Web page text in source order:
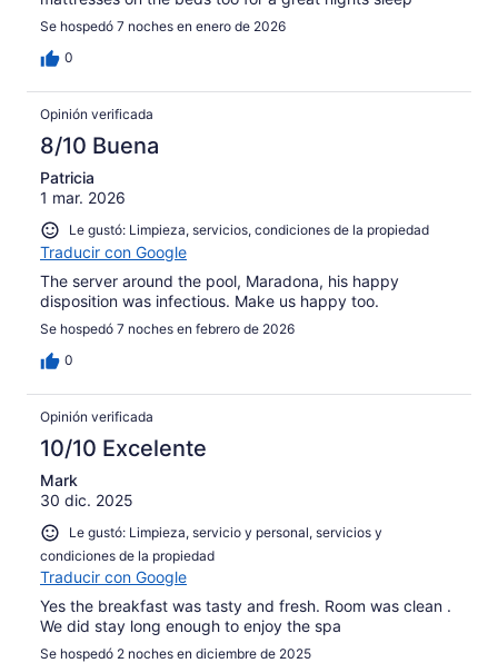
Se hospedó 7 noches en enero de 2026
0
Opinión verificada
8/10 Buena
Patricia
1 mar. 2026
Le gustó: Limpieza, servicios, condiciones de la propiedad
Traducir con Google
The server around the pool, Maradona, his happy
disposition was infectious. Make us happy too.
Se hospedó 7 noches en febrero de 2026
0
Opinión verificada
10/10 Excelente
Mark
30 dic. 2025
Le gustó: Limpieza, servicio y personal, servicios y
condiciones de la propiedad
Traducir con Google
Yes the breakfast was tasty and fresh. Room was clean .
We did stay long enough to enjoy the spa
Se hospedó 2 noches en diciembre de 2025